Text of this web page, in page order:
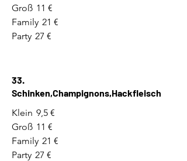
Groß 11 €
Family 21 €
Party 27 €
33.
Schinken,Champignons,Hackfleisch
Klein 9,5 €
Groß 11 €
Family 21 €
Party 27 €